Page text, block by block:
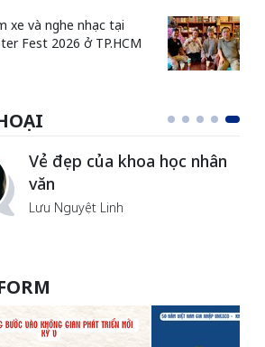
xe và nghe nhạc tại
Fest 2026 ở TP.HCM
Vẻ đẹp của khoa học nhân
văn
Lưu Nguyệt Linh